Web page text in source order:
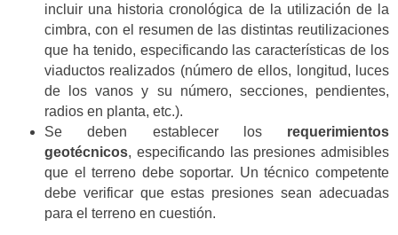
incluir una historia cronológica de la utilización de la
cimbra, con el resumen de las distintas reutilizaciones
que ha tenido, especificando las características de los
viaductos realizados (número de ellos, longitud, luces
de los vanos y su número, secciones, pendientes,
radios en planta, etc.).
Se deben establecer los requerimientos
geotécnicos, especificando las presiones admisibles
que el terreno debe soportar. Un técnico competente
debe verificar que estas presiones sean adecuadas
para el terreno en cuestión.